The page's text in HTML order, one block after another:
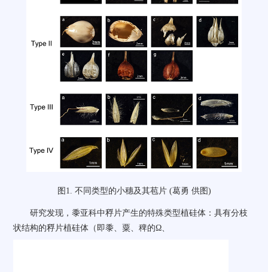
图 1. 不同类型的小穗及其苞片 (葛勇 供图)
研究发现，黍亚科中稃片产生的特殊类型植硅体：具有分枝
状结构的稃片植硅体（即黍、粟、稗的Ω、